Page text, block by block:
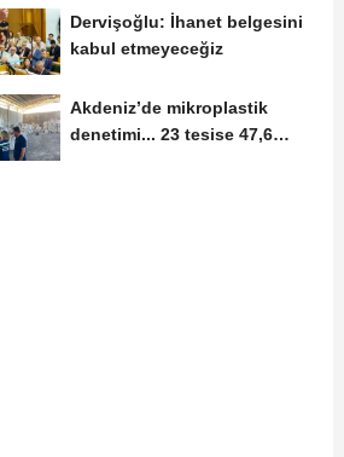
Dervişoğlu: İhanet belgesini
kabul etmeyeceğiz
Akdeniz’de mikroplastik
denetimi... 23 tesise 47,6